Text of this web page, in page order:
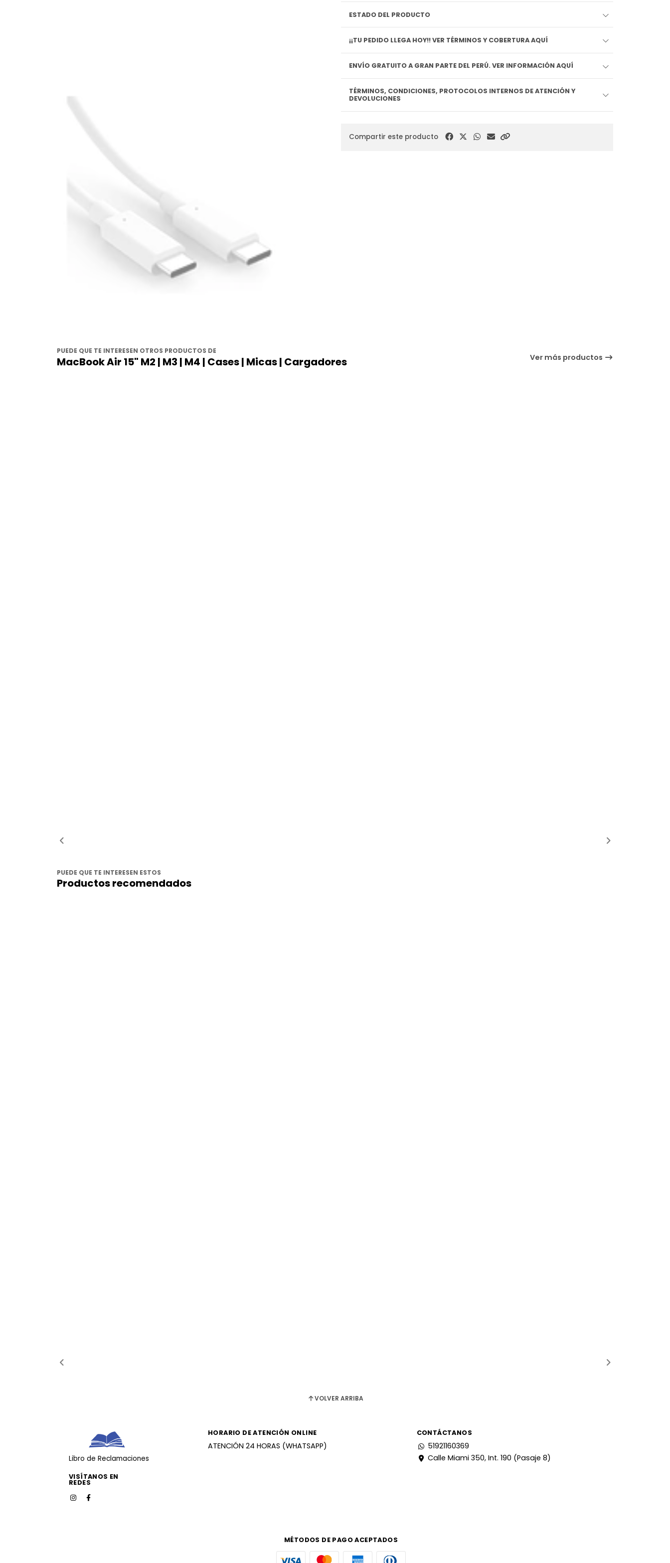
ESTADO DEL PRODUCTO
¡¡TU PEDIDO LLEGA HOY!! VER TÉRMINOS Y COBERTURA AQUÍ
ENVÍO GRATUITO A GRAN PARTE DEL PERÚ. VER INFORMACIÓN AQUÍ
TÉRMINOS, CONDICIONES, PROTOCOLOS INTERNOS DE ATENCIÓN Y
DEVOLUCIONES
Compartir este producto
PUEDE QUE TE INTERESEN OTROS PRODUCTOS DE
MacBook Air 15" M2 | M3 | M4 | Cases | Micas | Cargadores Ver más productos
PUEDE QUE TE INTERESEN ESTOS
Productos recomendados
VOLVER ARRIBA
Libro de Reclamaciones
VISÍTANOS EN
REDES
HORARIO DE ATENCIÓN ONLINE
ATENCIÓN 24 HORAS (WHATSAPP)
CONTÁCTANOS
51921160369
Calle Miami 350, Int. 190 (Pasaje 8)
MÉTODOS DE PAGO ACEPTADOS